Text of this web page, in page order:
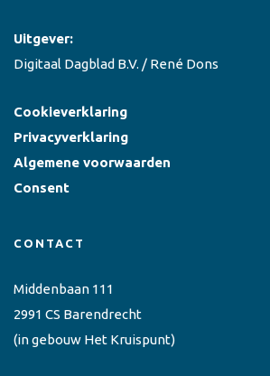
Uitgever:
Digitaal Dagblad B.V. / René Dons
Cookieverklaring
Privacyverklaring
Algemene voorwaarden
Consent
CONTACT
Middenbaan 111
2991 CS Barendrecht
(in gebouw Het Kruispunt)